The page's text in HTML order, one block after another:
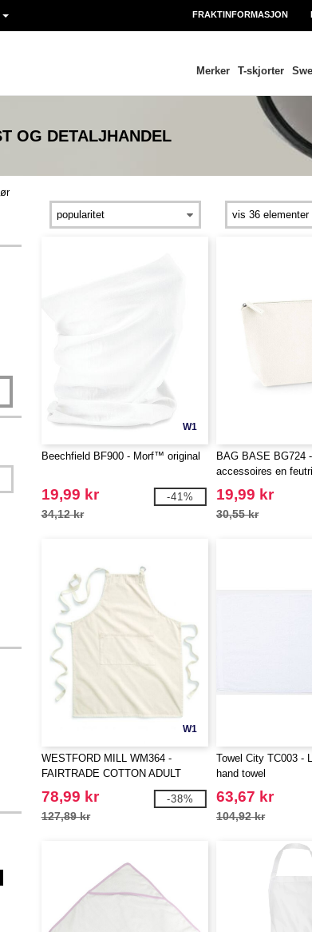
FRAKTINFORMASJON
Merker T-skjorter
OG DETALJHANDEL
W1
Beechfield BF900 - Morf™ original
19,99 kr
34,12 kr
-41%
BAG BASE BG724
accessoires en
19,99 kr
30,55 kr
W1
WESTFORD MILL WM364 -
FAIRTRADE COTTON ADULT
CRAFT APRON
78,99 kr
127,89 kr
-38%
Towel City TC003 -
hand towel
63,67 kr
104,92 kr